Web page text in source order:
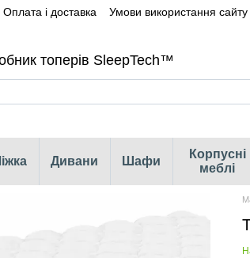
Оплата і доставка Умови використання сайту
топерів SleepTech™
Дивани Шафи
Корпусні
меблі